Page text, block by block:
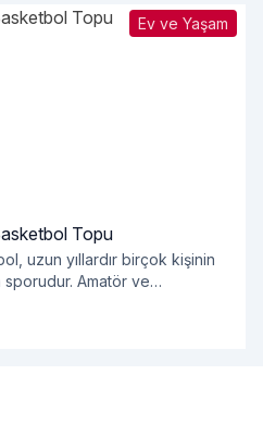
Ev ve Yaşam
Topu
​​uzun yıllardır birçok kişinin
sporudur. Amatör ve